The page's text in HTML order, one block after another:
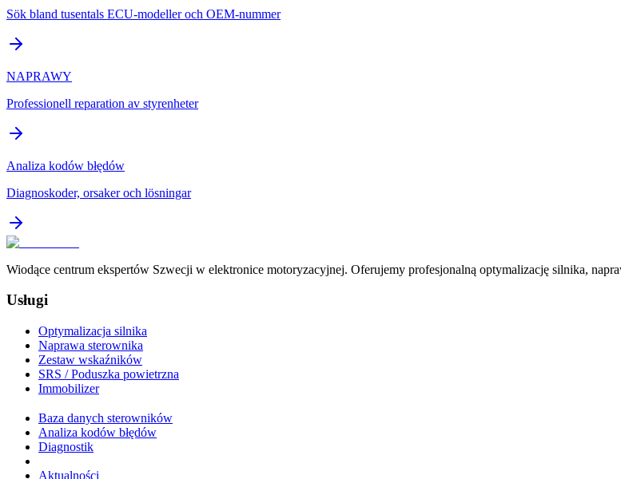
Sök bland tusentals ECU-modeller och OEM-nummer
NAPRAWY
Professionell reparation av styrenheter
Analiza kodów błędów
Diagnoskoder, orsaker och lösningar
Wiodące centrum ekspertów Szwecji w elektronice motoryzacyjnej. Oferujemy profesjonalną optymalizację silnika,
Usługi
Optymalizacja silnika
Naprawa sterownika
Zestaw wskaźników
SRS / Poduszka powietrzna
Immobilizer
Baza danych sterowników
Analiza kodów błędów
Diagnostik
Aktualności